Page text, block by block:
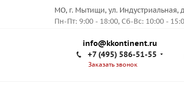
МО, г. Мытищи, ул. Индустриальная,
Пн-Пт: 9:00 - 18:00, Сб-Вс: 10:00 -
info@kkontinent.ru
+7 (495) 586-51-55
Заказать звонок